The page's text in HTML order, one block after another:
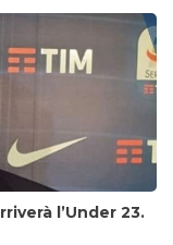
l’Under 23.